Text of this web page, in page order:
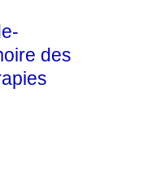
des